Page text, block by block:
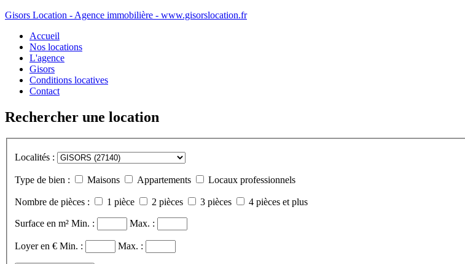
Gisors Location - Agence immobilière - www.gisorslocation.fr
Accueil
Nos locations
L'agence
Gisors
Conditions locatives
Contact
Rechercher une location
Localités :
Type de bien : Maisons Appartements Locaux professionnels
Nombre de pièces : 1 pièce 2 pièces 3 pièces 4 pièces et plus
Surface en m² Min. : Max. :
Loyer en € Min. : Max. :